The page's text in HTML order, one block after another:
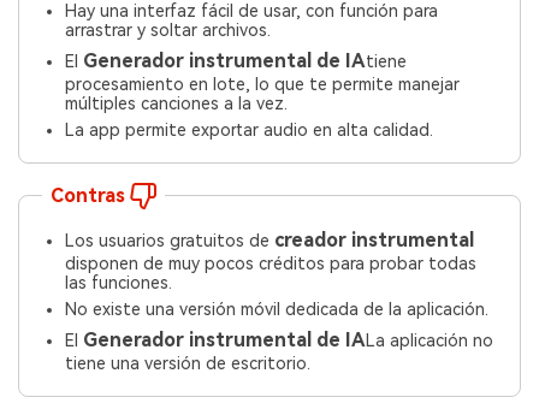
Hay una interfaz fácil de usar, con función para
arrastrar y soltar archivos.
El Generador instrumental de IAtiene
procesamiento en lote, lo que te permite manejar
múltiples canciones a la vez.
La app permite exportar audio en alta calidad.
Contras
Los usuarios gratuitos de creador instrumental
disponen de muy pocos créditos para probar todas
las funciones.
No existe una versión móvil dedicada de la aplicación.
El Generador instrumental de IALa aplicación no
tiene una versión de escritorio.